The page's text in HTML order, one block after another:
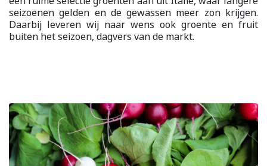
seizoenen gelden en de gewassen meer zon krijgen.
Daarbij leveren wij naar wens ook groente en fruit
buiten het seizoen, dagvers van de markt.